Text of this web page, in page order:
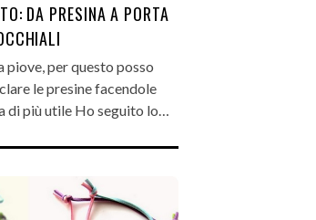
DA PRESINA A PORTA
per questo posso
le presine facendole
di più utile Ho seguito lo…